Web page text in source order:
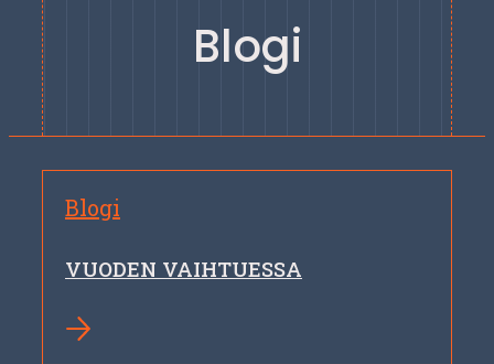
Blogi
Blogi
VUODEN VAIHTUESSA